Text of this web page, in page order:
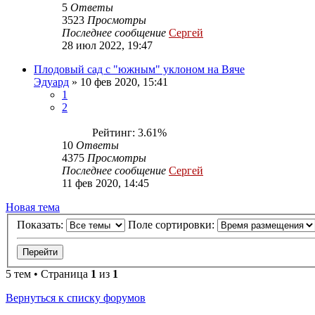
5 Ответы
3523 Просмотры
Последнее сообщение Сергей
28 июл 2022, 19:47
Плодовый сад с "южным" уклоном на Вяче
Эдуард » 10 фев 2020, 15:41
1
2
Рейтинг: 3.61%
10 Ответы
4375 Просмотры
Последнее сообщение Сергей
11 фев 2020, 14:45
Новая тема
Показать:
Поле сортировки:
5 тем • Страница 1 из 1
Вернуться к списку форумов